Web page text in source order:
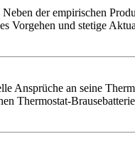
der empirischen
Vorgehen und stetige
Ansprüche an seine
Thermostat-